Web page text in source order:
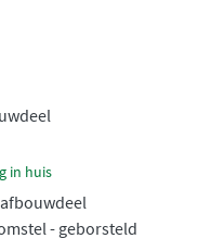
vaste
staat deze set
design.
alternatief
biedt niet alleen
die
in huis
afbouwdeel
- geborsteld